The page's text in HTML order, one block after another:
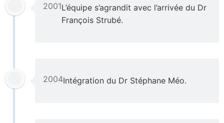
2001L’équipe s’agrandit avec l’arrivée du Dr
François Strubé.
2004Intégration du Dr Stéphane Méo.